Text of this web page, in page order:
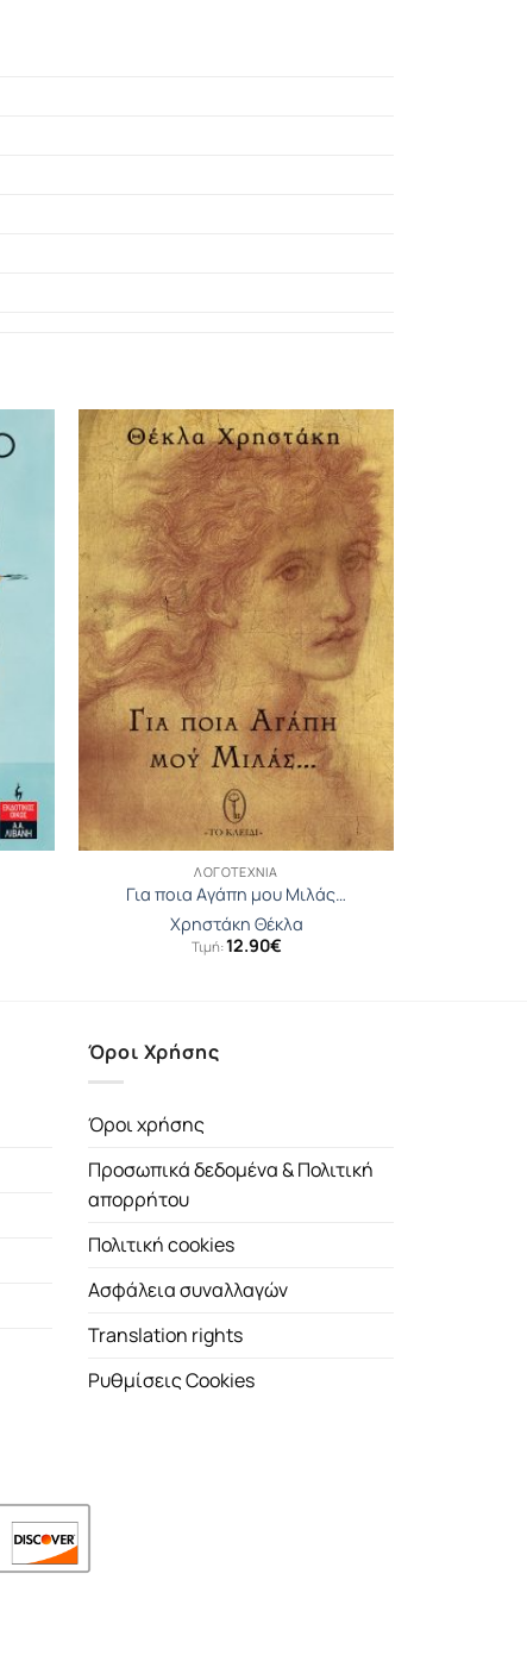
ΛΟΓΟΤΕΧΝΊΑ
Για ποια Aγάπη μου Mιλάς…
Χρηστάκη Θέκλα
Τιμή:12.90€
Όροι Χρήσης
Όροι χρήσης
Προσωπικά δεδομένα & Πολιτική
απορρήτου
Πολιτική cookies
Ασφάλεια συναλλαγών
Translation rights
Ρυθμίσεις Cookies